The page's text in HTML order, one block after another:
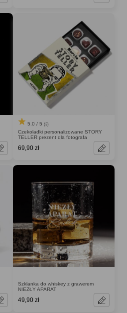
5.0 / 5 (3)
Czekoladki personalizowane STORY
TELLER prezent dla fotografa
69,90 zł
Szklanka do whiskey z grawerem
NIEZŁY APARAT
49,90 zł